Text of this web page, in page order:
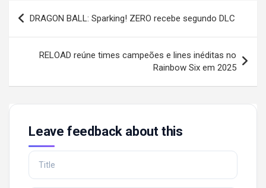
Post
navigation
DRAGON BALL: Sparking! ZERO recebe segundo DLC
RELOAD reúne times campeões e lines inéditas no
Rainbow Six em 2025
Leave feedback about this